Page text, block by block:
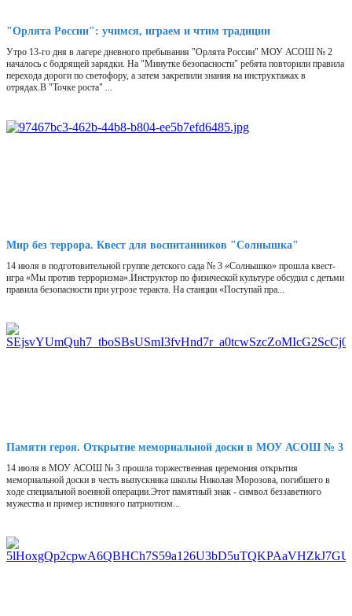
"Орлята России": учимся, играем и чтим традиции
Утро 13-го дня в лагере дневного пребывания "Орлята России" МОУ АСОШ № 2
началось с бодрящей зарядки. На "Минутке безопасности" ребята повторили правила
перехода дороги по светофору, а затем закрепили знания на инструктажах в
отрядах.В "Точке роста" ...
Мир без террора. Квест для воспитанников "Солнышка"
14 июля в подготовительной группе детского сада № 3 «Солнышко» прошла квест-
игра «Мы против терроризма».Инструктор по физической культуре обсудил с детьми
правила безопасности при угрозе теракта. На станции «Поступай пра...
Памяти героя. Открытие мемориальной доски в МОУ АСОШ № 3
14 июля в МОУ АСОШ № 3 прошла торжественная церемония открытия
мемориальной доски в честь выпускника школы Николая Морозова, погибшего в
ходе специальной военной операции.Этот памятный знак - символ беззаветного
мужества и пример истинного патриотизм...